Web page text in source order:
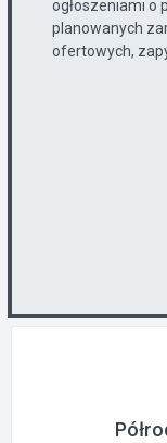
ogłoszeniami o
planowanych
ofertowych,